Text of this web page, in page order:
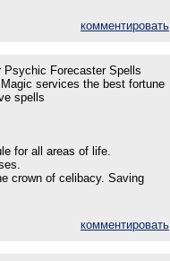
комментировать
Forecaster Spells
services the best fortune
spells
for all areas of life.
crown of celibacy. Saving
комментировать